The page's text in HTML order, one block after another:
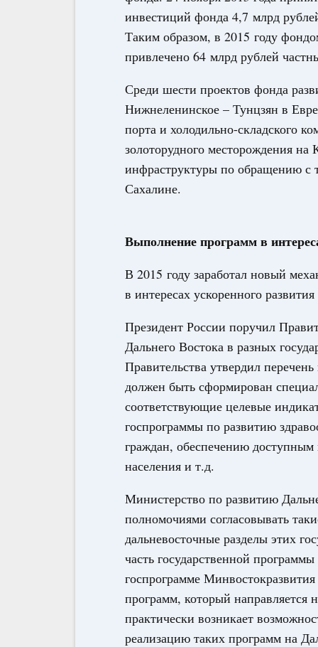
инвестиций фонда 4,7 млрд
Таким образом, в 2015 году
привлечено 64 млрд рублей
Среди шести проектов фонда
Нижнеленинское – Тунцзян в
порта и холодильно-складского
золоторудного месторождения на
инфраструктуры по обращению с
Сахалине.
Выполнение программ в
В 2015 году заработал новый
в интересах ускоренного
Президент России поручил
Дальнего Востока в разных
Правительства утвердил
должен быть сформирован
соответствующие целевые
госпрограммы по развитию
граждан, обеспечению
населения и т.д.
Министерство по развитию
полномочиями согласовывать
дальневосточные разделы этих
часть государственной
госпрограмме
программ, который направляется
практически возникает
реализацию таких программ на